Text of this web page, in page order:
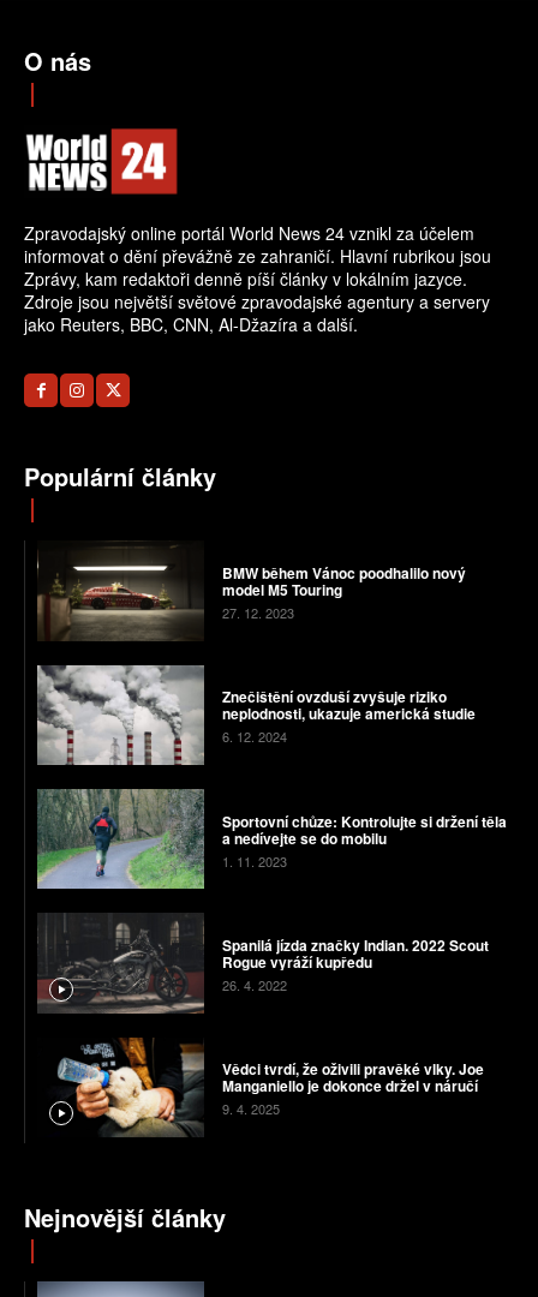
O nás
Zpravodajský online portál World News 24 vznikl za účelem
informovat o dění převážně ze zahraničí. Hlavní rubrikou jsou
Zprávy, kam redaktoři denně píší články v lokálním jazyce.
Zdroje jsou největší světové zpravodajské agentury a servery
jako Reuters, BBC, CNN, Al-Džazíra a další.
Populární články
BMW během Vánoc poodhalilo nový
model M5 Touring
27. 12. 2023
Znečištění ovzduší zvyšuje riziko
neplodnosti, ukazuje americká studie
6. 12. 2024
Sportovní chůze: Kontrolujte si držení těla
a nedívejte se do mobilu
1. 11. 2023
Spanilá jízda značky Indian. 2022 Scout
Rogue vyráží kupředu
26. 4. 2022
Vědci tvrdí, že oživili pravěké vlky. Joe
Manganiello je dokonce držel v náručí
9. 4. 2025
Nejnovější články